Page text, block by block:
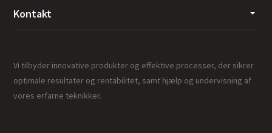
Kontakt
Vi tilbyder innovative produkter og effektive processer, der sikrer
optimale resultater og rentabilitet, samt hjælp og undervisning af
vores erfarne teknikker.